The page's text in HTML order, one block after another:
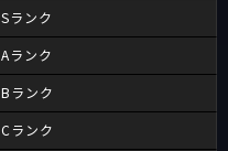
Sランク
Aランク
Bランク
Cランク